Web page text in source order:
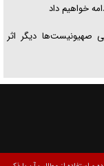
خواهیم داد
صهیونیست‌ها دیگر اثر